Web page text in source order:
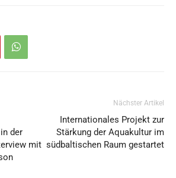
der
mit
Nächster Artikel
Internationales Projekt zur
Stärkung der Aquakultur im
südbaltischen Raum gestartet